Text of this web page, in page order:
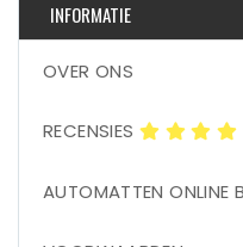
INFORMATIE
OVER ONS
RECENSIES
AUTOMATTEN ONLINE